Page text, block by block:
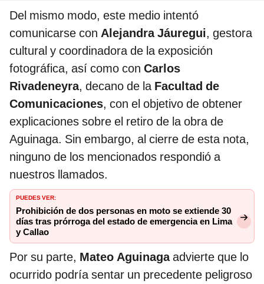
Del mismo modo, este medio intentó
comunicarse con Alejandra Jáuregui, gestora
cultural y coordinadora de la exposición
fotográfica, así como con Carlos
Rivadeneyra, decano de la Facultad de
Comunicaciones, con el objetivo de obtener
explicaciones sobre el retiro de la obra de
Aguinaga. Sin embargo, al cierre de esta nota,
ninguno de los mencionados respondió a
nuestros llamados.
PUEDES VER:
Prohibición de dos personas en moto se extiende 30
días tras prórroga del estado de emergencia en Lima
y Callao
Por su parte, Mateo Aguinagaadvierte que lo
ocurrido podría sentar un precedente peligroso